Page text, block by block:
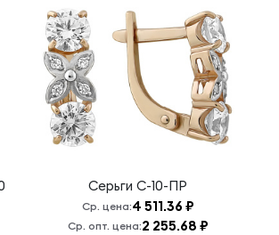
Серьги С-10-ПР
Ср. цена:4 511.36 ₽
Ср. опт. цена:2 255.68 ₽